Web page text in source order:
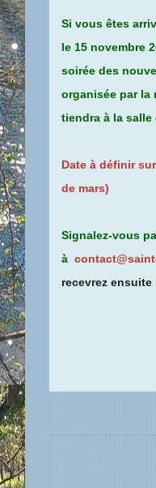
Si vous êtes
le 15 novembre
soirée des
organisée par la
tiendra à la salle
Date à définir
de mars)
Signalez-vous
à
recevrez